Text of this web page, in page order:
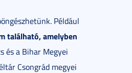
Például
található, amelyben
és a Bihar Megyei
Csongrád megyei